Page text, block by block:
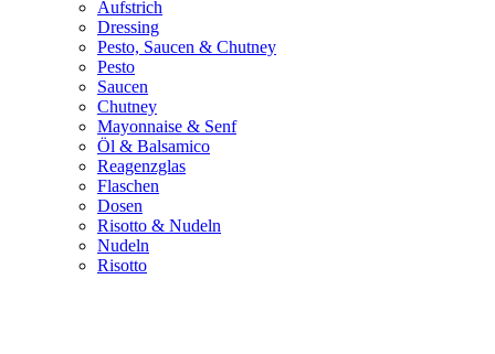
Aufstrich
Dressing
Pesto, Saucen & Chutney
Pesto
Saucen
Chutney
Mayonnaise & Senf
Öl & Balsamico
Reagenzglas
Flaschen
Dosen
Risotto & Nudeln
Nudeln
Risotto